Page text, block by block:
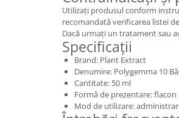
Utilizați produsul conform
recomandată verificarea listei
Dacă urmați un tratament sau
Specificații
Brand: Plant Extract
Denumire: Polygemma 10
Cantitate: 50 ml
Formă de prezentare: flacon
Mod de utilizare: